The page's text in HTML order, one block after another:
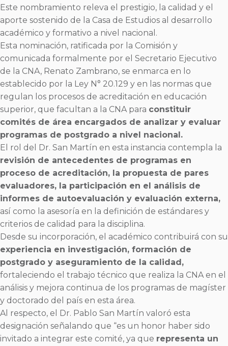
Este nombramiento releva el prestigio, la calidad y el
aporte sostenido de la Casa de Estudios al desarrollo
académico y formativo a nivel nacional.
Esta nominación, ratificada por la Comisión y
comunicada formalmente por el Secretario Ejecutivo
de la CNA, Renato Zambrano, se enmarca en lo
establecido por la Ley N° 20.129 y en las normas que
regulan los procesos de acreditación en educación
superior, que facultan a la CNA para constituir
comités de área encargados de analizar y evaluar
programas de postgrado a nivel nacional.
El rol del Dr. San Martín en esta instancia contempla la
revisión de antecedentes de programas en
proceso de acreditación, la propuesta de pares
evaluadores, la participación en el análisis de
informes de autoevaluación y evaluación externa,
así como la asesoría en la definición de estándares y
criterios de calidad para la disciplina.
Desde su incorporación, el académico contribuirá con su
experiencia en investigación, formación de
postgrado y aseguramiento de la calidad,
fortaleciendo el trabajo técnico que realiza la CNA en el
análisis y mejora continua de los programas de magíster
y doctorado del país en esta área.
Al respecto, el Dr. Pablo San Martín valoró esta
designación señalando que “es un honor haber sido
invitado a integrar este comité, ya que representa un